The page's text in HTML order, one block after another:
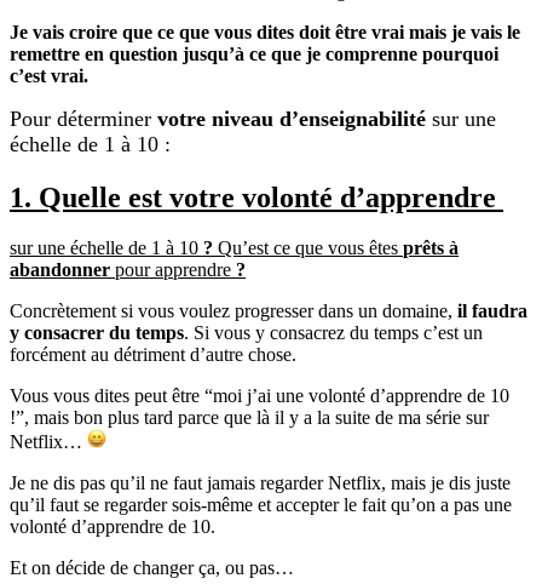
Je vais croire que ce que vous dites doit être vrai mais je vais le
remettre en question jusqu’à ce que je comprenne pourquoi
c’est vrai.
Pour déterminer votre niveau d’enseignabilité sur une
échelle de 1 à 10 :
1. Quelle est votre volonté d’apprendre
sur une échelle de 1 à 10 ? Qu’est ce que vous êtes prêts à
abandonner pour apprendre ?
Concrètement si vous voulez progresser dans un domaine, il faudra
y consacrer du temps. Si vous y consacrez du temps c’est un
forcément au détriment d’autre chose.
Vous vous dites peut être “moi j’ai une volonté d’apprendre de 10
!”, mais bon plus tard parce que là il y a la suite de ma série sur
Netflix…
Je ne dis pas qu’il ne faut jamais regarder Netflix, mais je dis juste
qu’il faut se regarder sois-même et accepter le fait qu’on a pas une
volonté d’apprendre de 10.
Et on décide de changer ça, ou pas…